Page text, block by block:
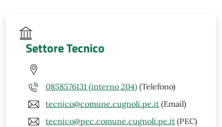
Settore Tecnico
0858576131 (interno 204) (Telefono)
tecnico@comune.cugnoli.pe.it (Email)
tecnico@pec.comune.cugnoli.pe.it (PEC)